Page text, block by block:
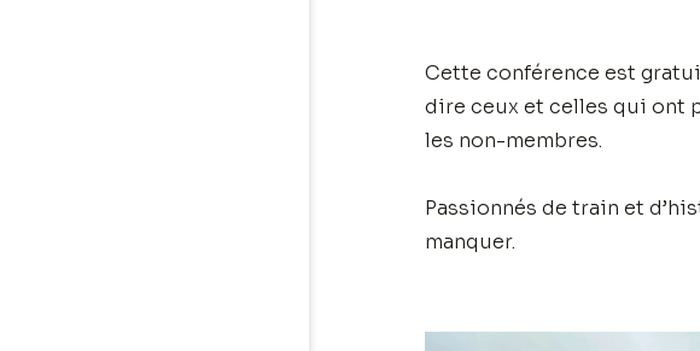
Cette conférence est
dire ceux et celles qui ont
les non-membres.
Passionnés de train et
manquer.